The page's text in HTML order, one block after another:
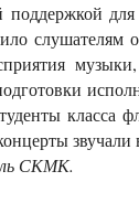
поддержкой
слушателям
СКМК.